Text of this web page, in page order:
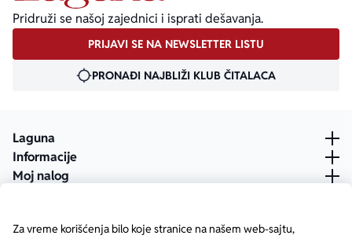
Za vreme korišćenja bilo koje stranice na našem web-sajtu,
Pridruži se našoj zajednici i isprati dešavanja.
PRIJAVI SE NA NEWSLETTER LISTU
PRONAĐI NAJBLIŽI KLUB ČITALACA
Laguna
Informacije
Moj nalog